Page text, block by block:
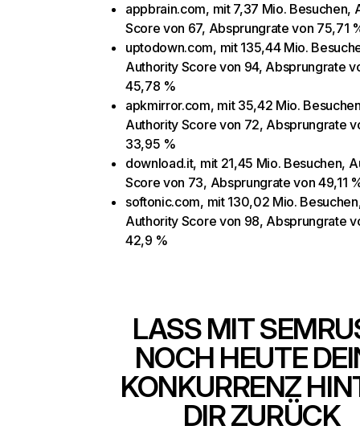
appbrain.com, mit 7,37 Mio. Besuchen,
Score von 67, Absprungrate von 75,71
uptodown.com, mit 135,44 Mio.
Authority Score von 94, Absprungrate
45,78 %
apkmirror.com, mit 35,42 Mio.
Authority Score von 72, Absprungrate
33,95 %
download.it, mit 21,45 Mio. Besuchen,
Score von 73, Absprungrate von 49,11
softonic.com, mit 130,02 Mio.
Authority Score von 98, Absprungrate
42,9 %
LASS MIT
NOCH HEUTE
KONKURRENZ
DIR ZURÜCK